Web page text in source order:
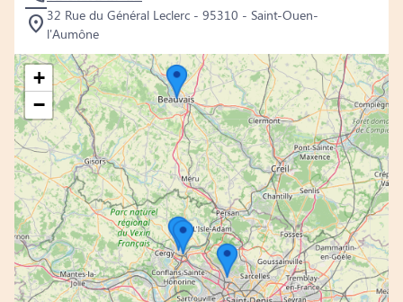
32 Rue du Général Leclerc - 95310 - Saint-Ouen-
l'Aumône
+
−